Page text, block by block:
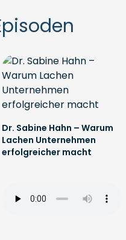
Dr. Sabine Hahn – Warum
Lachen Unternehmen
erfolgreicher macht